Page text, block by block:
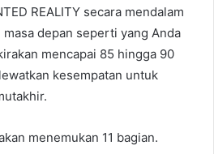
REALITY secara mendalam
depan seperti yang Anda
mencapai 85 hingga 90
kesempatan untuk
menemukan 11 bagian.